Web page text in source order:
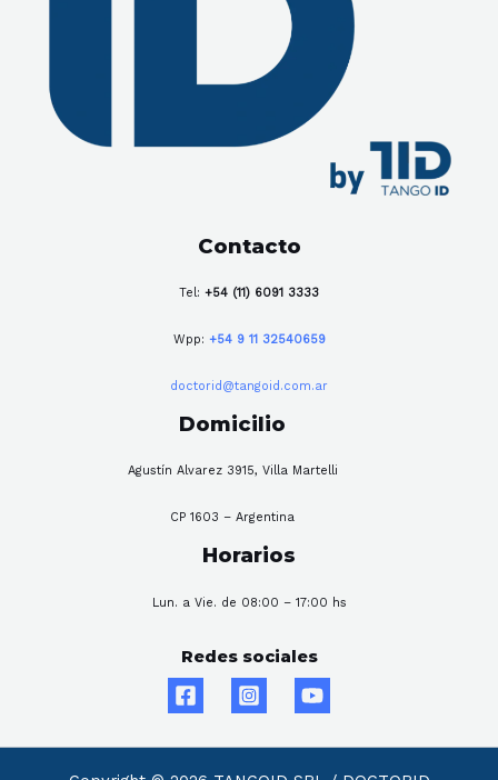
Contacto
Tel: +54 (11) 6091 3333
Wpp: +54 9 11 32540659
doctorid@tangoid.com.ar
Domicilio
Agustín Alvarez 3915, Villa Martelli
CP 1603 – Argentina
Horarios
Lun. a Vie. de 08:00 – 17:00 hs
Redes sociales